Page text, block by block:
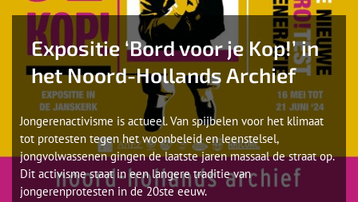
Expositie ‘Bord voor je Kop!’ in
het Noord-Hollands Archief
Jongerenactivisme is actueel. Van spijbelen voor het klimaat
tot protesten tegen het woonbeleid en leenstelsel,
jongvolwassenen gingen de laatste jaren massaal de straat op.
Dit activisme staat in een langere traditie van
jongerenprotesten in de 20ste eeuw.